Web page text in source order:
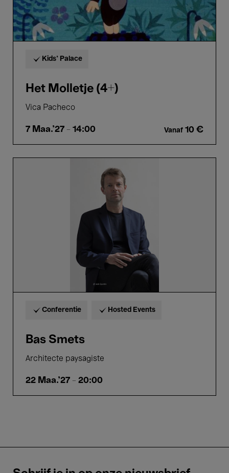
Kids’ Palace
Het Molletje (4+)
Vica Pacheco
7 Maa.'27 - 14:00 Vanaf 10 €
Conferentie Hosted Events
Bas Smets
Architecte paysagiste
22 Maa.'27 - 20:00